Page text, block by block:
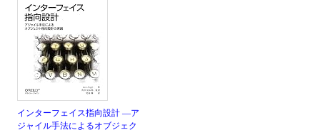
インターフェイス指向設計 ―ア
ジャイル手法によるオブジェク